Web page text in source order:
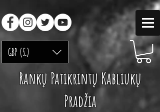
GBP (£)
Rankų Patikrintų Kabliukų
Pradžia